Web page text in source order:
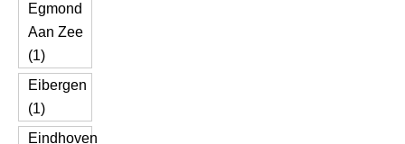
Egmond
Aan Zee
(1)
Eibergen
(1)
Eindhoven